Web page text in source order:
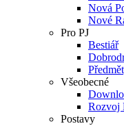
Nová
Nové
Pro PJ
Bestiář
Všeobecné
Rozvoj
Postavy